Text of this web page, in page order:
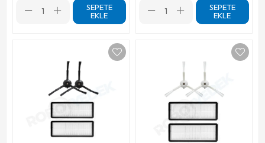
SEPETE
EKLE
SEPETE
EKLE